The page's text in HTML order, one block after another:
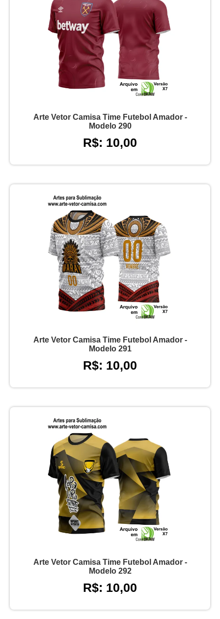
Arte Vetor Camisa Time Futebol Amador -
Modelo 290
R$: 10,00
Arte Vetor Camisa Time Futebol Amador -
Modelo 291
R$: 10,00
Arte Vetor Camisa Time Futebol Amador -
Modelo 292
R$: 10,00